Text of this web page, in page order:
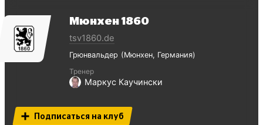
Мюнхен 1860
tsv1860.de
Грюнвальдер Мюнхен Германия
Тренер
Маркус Каучински
Подписаться на клуб